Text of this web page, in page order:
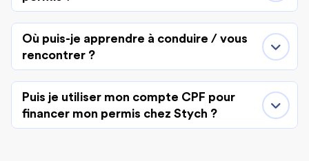
Où puis-je apprendre à conduire / vous
rencontrer ?
Puis je utiliser mon compte CPF pour
financer mon permis chez Stych ?